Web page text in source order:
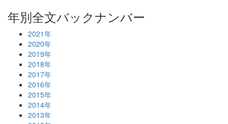
年別全文バックナンバー
2021年
2020年
2019年
2018年
2017年
2016年
2015年
2014年
2013年